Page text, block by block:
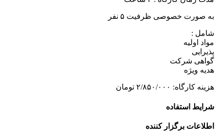
صورت خصوصی ظرفیت ۵ نفر
:
اولیه
شرکت
ویژه
کارگاه: ۲/۸۵۰/۰۰۰ تومان
استفاده
برگزار کننده